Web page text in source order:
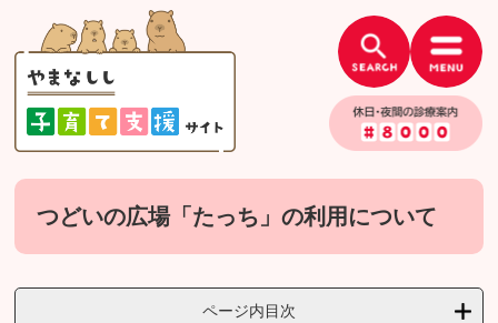
ジ
で
ュ
ば
文
本
つどいの広場「たっち」の利用について
ページ内目次